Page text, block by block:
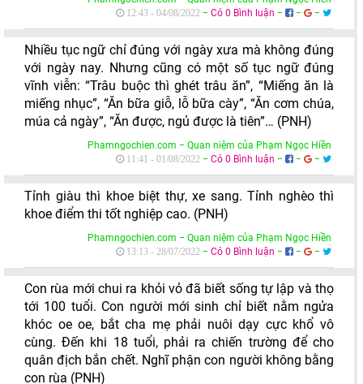
12:43 - 04/08/2022 − Có 0 Bình luận − − −
Nhiều tục ngữ chỉ đúng với ngày xưa mà không đúng
với ngày nay. Nhưng cũng có một số tục ngữ đúng
vĩnh viễn: “Trâu buộc thì ghét trâu ăn”, “Miếng ăn là
miếng nhục”, “Ăn bữa giỗ, lỗ bữa cày”, “Ăn cơm chúa,
múa cả ngày”, “Ăn được, ngủ được là tiên”… (PNH)
Phamngochien.com − Quan niệm của Phạm Ngọc Hiền
11:41 - 01/08/2022 − Có 0 Bình luận − − −
Tỉnh giàu thì khoe biệt thự, xe sang. Tỉnh nghèo thì
khoe điểm thi tốt nghiệp cao. (PNH)
Phamngochien.com − Quan niệm của Phạm Ngọc Hiền
13:13 - 28/07/2022 − Có 0 Bình luận − − −
Con rùa mới chui ra khỏi vỏ đã biết sống tự lập và thọ
tới 100 tuổi. Con người mới sinh chỉ biết nằm ngửa
khóc oe oe, bắt cha mẹ phải nuôi dạy cực khổ vô
cùng. Đến khi 18 tuổi, phải ra chiến trường để cho
quân địch bắn chết. Nghĩ phận con người không bằng
con rùa (PNH)